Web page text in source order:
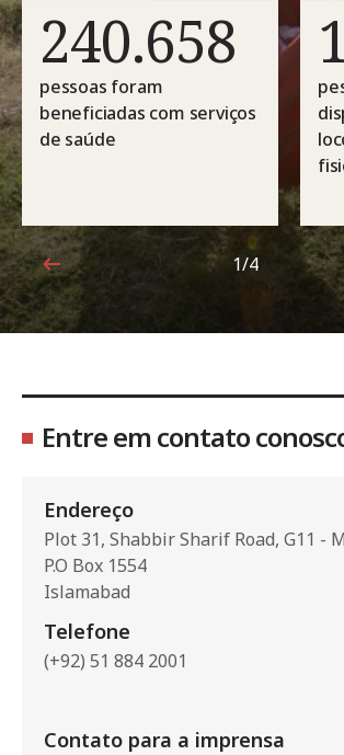
240.658
pessoas foram
beneficiadas com serviços
de saúde
1 de 4
1/4
Entre em contato
Endereço
Plot 31, Shabbir Sharif Road, G11 -
P.O Box 1554
Islamabad
Telefone
(+92) 51 884 2001
Contato para a imprensa